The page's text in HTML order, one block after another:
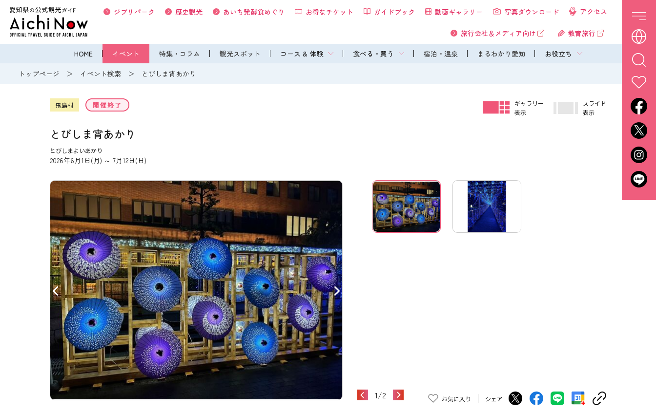
HOME イベント 特集・コラム 観光スポット コース & 体験 食べる・買う 宿泊・温泉 まるわかり愛知 お役立ち
ジブリパーク 歴史観光 あいち発酵食めぐり お得なチケット ガイドブック 動画ギャラリー 写真ダウンロード アクセス
旅行会社＆メディア向け 教育旅行
トップページ イベント検索 とびしま宵あかり
飛島村 開催終了
とびしま宵あかり
とびしまよいあかり
2026年6月1日(月) ～ 7月12日(日)
ギャラリー
表示
スライド
表示
1/2 お気に入り シェア